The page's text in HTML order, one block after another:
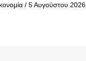
/ 5 Αυγούστου 2026